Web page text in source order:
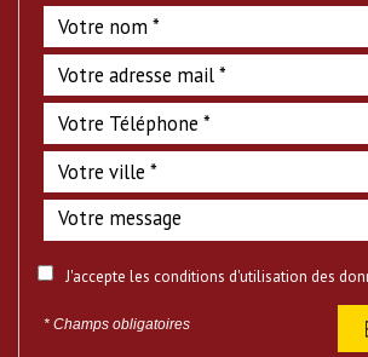
J'accepte les conditions d'utilisation des
* Champs obligatoires